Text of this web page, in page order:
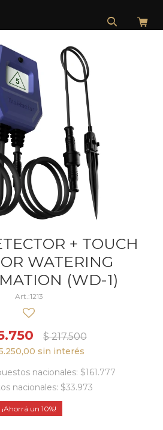
+ TOUCH
WATERING
(WD-1)
1213
$ 217.500
sin interés
nacionales: $161.777
nacionales: $33.973
10